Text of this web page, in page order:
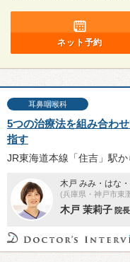
ネット予約
耳鼻咽喉科
5つの治療法を組み合わ
指す
木戸 みみ・はな
(兵庫県・神戸市東
木戸 茉莉子 院長